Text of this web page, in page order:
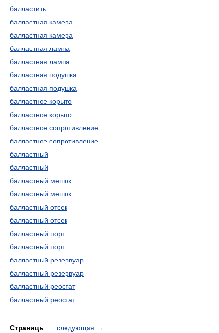
балластить
балластная камера
балластная камера
балластная лампа
балластная лампа
балластная подушка
балластная подушка
балластное корыто
балластное корыто
балластное сопротивление
балластное сопротивление
балластный
балластный
балластный мешок
балластный мешок
балластный отсек
балластный отсек
балластный порт
балластный порт
балластный резервуар
балластный резервуар
балластный реостат
балластный реостат
Страницы следующая →